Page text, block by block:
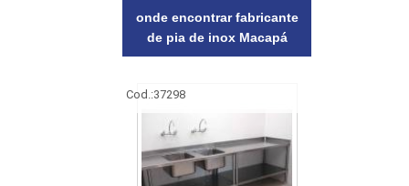
onde encontrar fabricante
de pia de inox Macapá
Cod.:37298